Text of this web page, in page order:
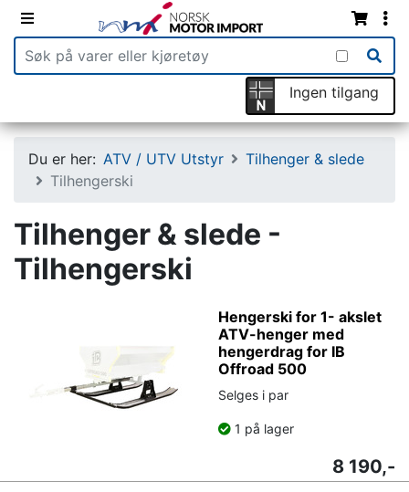
Ingen tilgang
Du er her: ATV / UTV Utstyr
Tilhenger & slede
Tilhengerski
Tilhenger & slede -
Tilhengerski
Hengerski for 1- akslet
ATV-henger med
hengerdrag for IB
Offroad 500
Selges i par
1 på lager
8 190,-